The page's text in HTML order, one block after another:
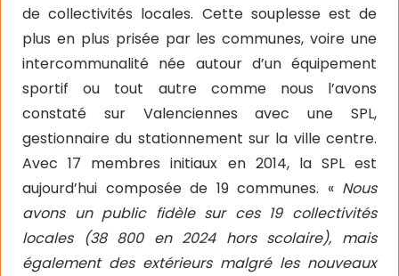
de collectivités locales. Cette souplesse est de
plus en plus prisée par les communes, voire une
intercommunalité née autour d’un équipement
sportif ou tout autre comme nous l’avons
constaté sur Valenciennes avec une SPL,
gestionnaire du stationnement sur la ville centre.
Avec 17 membres initiaux en 2014, la SPL est
aujourd’hui composée de 19 communes. «Nous
avons un public fidèle sur ces 19 collectivités
locales (38 800 en 2024 hors scolaire), mais
également des extérieurs malgré les nouveaux